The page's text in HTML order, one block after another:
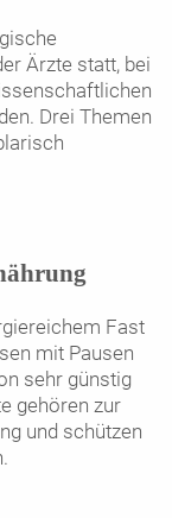
Ärzte statt, bei
Drei Themen
Fast
mit Pausen
sehr günstig
gehören zur
und schützen